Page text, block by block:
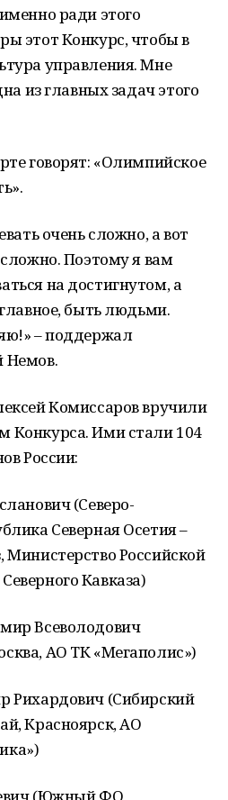
ради этого
этот Конкурс, чтобы в
управления. Мне
из главных задач этого
говорят: «Олимпийское
очень сложно, а вот
Поэтому я вам
на достигнутом, а
быть людьми.
– поддержал
Немов.
Комиссаров вручили
Конкурса. Ими стали 104
России:
(Северо-
Северная Осетия –
Российской
Кавказа)
Всеволодович
АО ТК «Мегаполис»)
Рихардович (Сибирский
Красноярск, АО